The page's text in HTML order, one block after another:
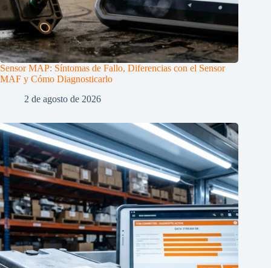
Sensor MAP: Síntomas de Fallo, Diferencias con el Sensor
MAF y Cómo Diagnosticarlo
2 de agosto de 2026